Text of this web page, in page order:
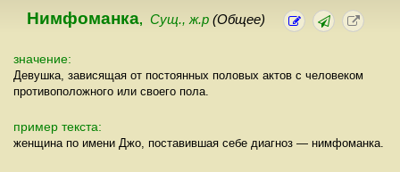
Нимфоманка, Сущ., ж.р (Общее)
значение:
Девушка, зависящая от постоянных половых актов с человеком
противоположного или своего пола.
пример текста:
женщина по имени Джо, поставившая себе диагноз — нимфоманка.